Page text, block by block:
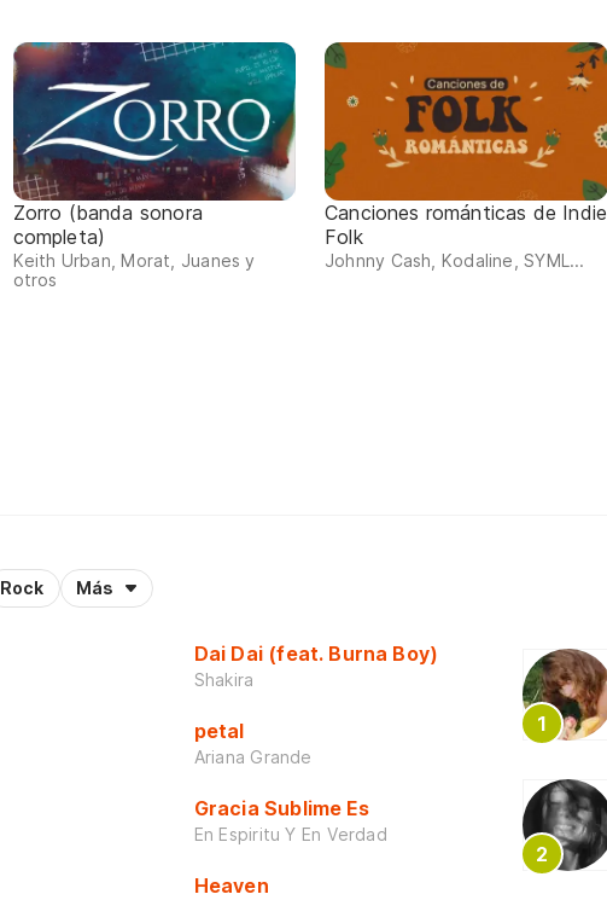
Zorro (banda sonora
completa)
Keith Urban, Morat, Juanes y
otros
Canciones románticas de Indie
Folk
Johnny Cash, Kodaline, SYML...
Rock Más
Dai Dai (feat. Burna Boy)
Shakira
petal
Ariana Grande
Gracia Sublime Es
En Espiritu Y En Verdad
Heaven